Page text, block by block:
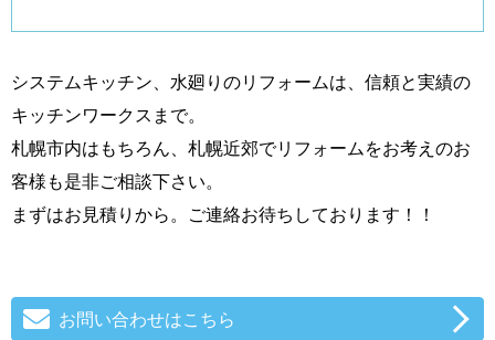
システムキッチン、水廻りのリフォームは、信頼と実績の
キッチンワークスまで。
札幌市内はもちろん、札幌近郊でリフォームをお考えのお
客様も是非ご相談下さい。
まずはお見積りから。ご連絡お待ちしております！！
お問い合わせはこちら